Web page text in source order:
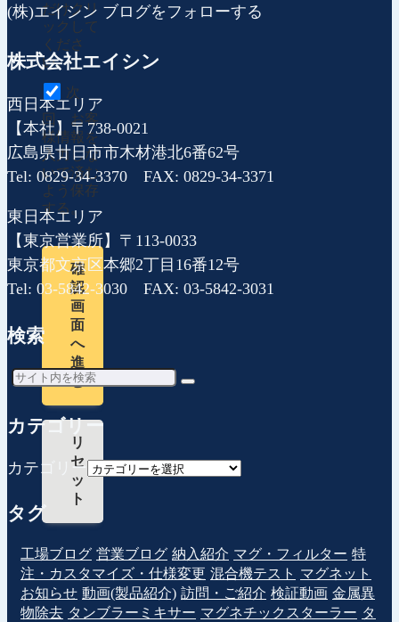
だけクリ
ックして
くださ
い。
次
回、お客
様情報を
入力しな
いで済む
よう保存
する。
確
認
画
面
へ
進
む
リ
セ
ッ
ト
(株)エイシン ブログをフォローする
株式会社エイシン
西日本エリア
【本社】〒738-0021
広島県廿日市市木材港北6番62号
Tel: 0829-34-3370 FAX: 0829-34-3371
東日本エリア
【東京営業所】〒113-0033
東京都文京区本郷2丁目16番12号
Tel: 03-5842-3030 FAX: 03-5842-3031
検索
カテゴリー
カテゴリー
タグ
工場ブログ 営業ブログ 納入紹介 マグ・フィルター 特
注・カスタマイズ・仕様変更 混合機テスト マグネット
お知らせ 動画(製品紹介) 訪問・ご紹介 検証動画 金属異
物除去 タンブラーミキサー マグネチックスターラー タ